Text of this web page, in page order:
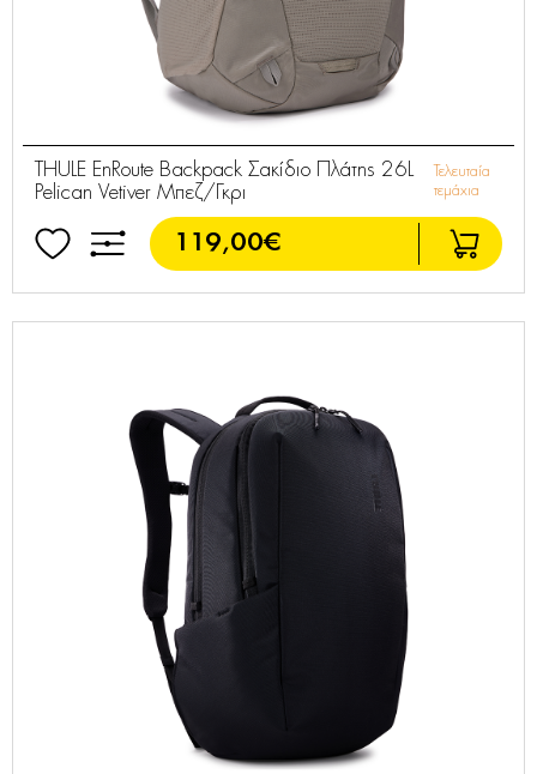
THULE EnRoute Backpack Σακίδιο Πλάτης 26L
Pelican Vetiver Μπεζ/Γκρι
Τελευταία
τεμάχια
119,00€